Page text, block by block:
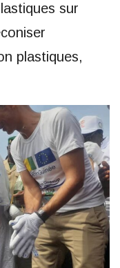
sur
plastiques,